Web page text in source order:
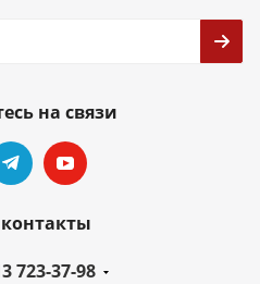
на связи
723-37-98